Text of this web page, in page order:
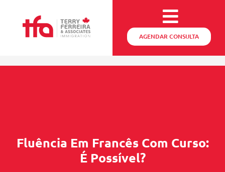
AGENDAR CONSULTA
Fluência Em Francês Com Curso:
É Possível?